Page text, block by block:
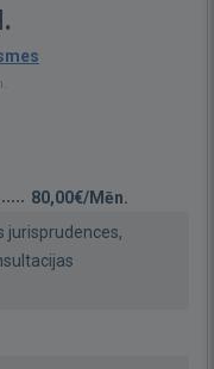
80,00€/Mēn.
jurisprudences,